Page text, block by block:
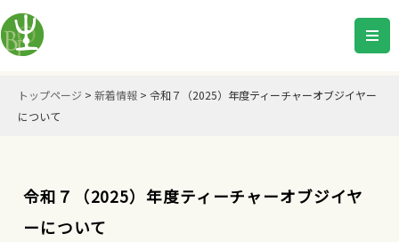
トップページ > 新着情報 > 令和７（2025）年度ティーチャーオブジイヤー
について
令和７（2025）年度ティーチャーオブジイヤ
ーについて